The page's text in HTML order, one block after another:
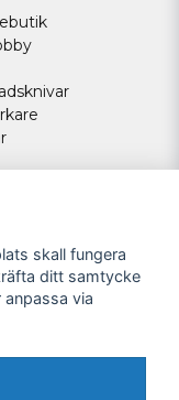
skall fungera
ditt samtycke
via